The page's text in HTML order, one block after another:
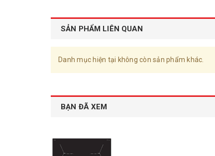
SẢN PHẨM LIÊN QUAN
Danh mục hiện tại không còn sản phẩm khác.
BẠN ĐÃ XEM